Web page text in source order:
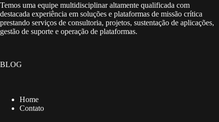
Temos uma equipe multidisciplinar altamente qualificada com
destacada experiência em soluções e plataformas de missão crítica
prestando serviços de consultoria, projetos, sustentação de aplicações,
gestão de suporte e operação de plataformas.
BLOG
Home
Contato